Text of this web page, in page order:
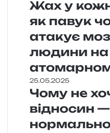
Жах у
як павук
атакує
людини на
25.05.2025
Чому не
відносин